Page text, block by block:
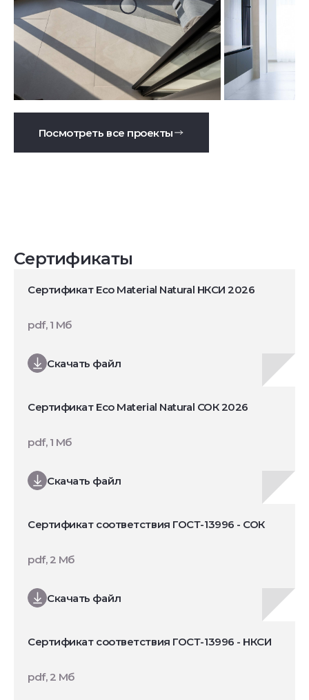
Посмотреть все проекты
Сертификаты
Сертификат Eco Material Natural НКСИ 2026
Скачать файл
pdf, 1 Мб
Сертификат Eco Material Natural СОК 2026
Скачать файл
pdf, 1 Мб
Сертификат соответствия ГОСТ-13996 - СОК
Скачать файл
pdf, 2 Мб
Сертификат соответствия ГОСТ-13996 - НКСИ
pdf, 2 Мб